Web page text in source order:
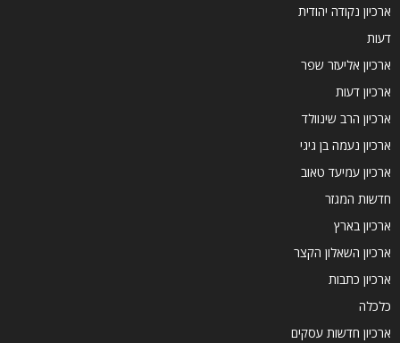
ארכיון נקודה יהודית
דעות
ארכיון אליעזר שפר
ארכיון דעות
ארכיון הרב שינוולד
ארכיון נעמה בן גיגי
ארכיון עמיעד טאוב
חדשות המגזר
ארכיון בארץ
ארכיון השאלון הקצר
ארכיון כתבות
כלכלה
ארכיון חדשות עסקים